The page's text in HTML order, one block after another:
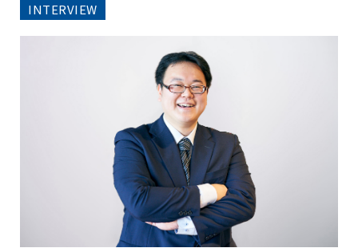
INTERVIEW